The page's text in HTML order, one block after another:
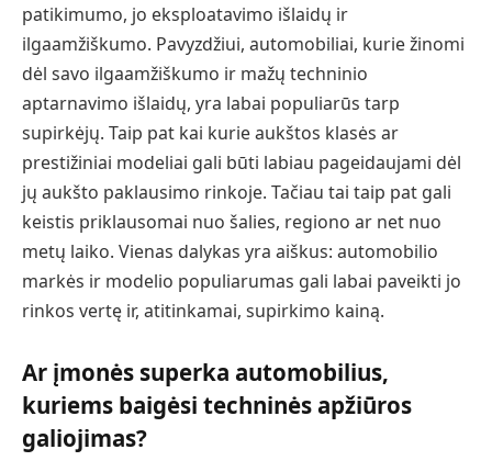
patikimumo, jo eksploatavimo išlaidų ir
ilgaamžiškumo. Pavyzdžiui, automobiliai, kurie žinomi
dėl savo ilgaamžiškumo ir mažų techninio
aptarnavimo išlaidų, yra labai populiarūs tarp
supirkėjų. Taip pat kai kurie aukštos klasės ar
prestižiniai modeliai gali būti labiau pageidaujami dėl
jų aukšto paklausimo rinkoje. Tačiau tai taip pat gali
keistis priklausomai nuo šalies, regiono ar net nuo
metų laiko. Vienas dalykas yra aiškus: automobilio
markės ir modelio populiarumas gali labai paveikti jo
rinkos vertę ir, atitinkamai, supirkimo kainą.
Ar įmonės superka automobilius,
kuriems baigėsi techninės apžiūros
galiojimas?